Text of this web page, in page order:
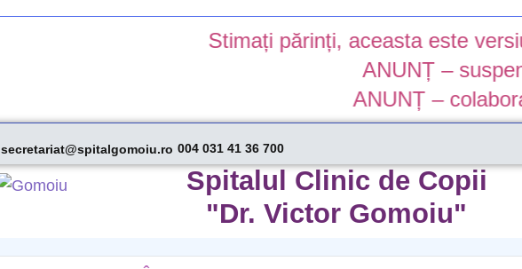
Stimați părinți, aceasta este
ANUNȚ –
ANUNȚ –
secretariat@spitalgomoiu.ro 004 031 41 36 700
Spitalul Clinic de Copii
"Dr. Victor Gomoiu"